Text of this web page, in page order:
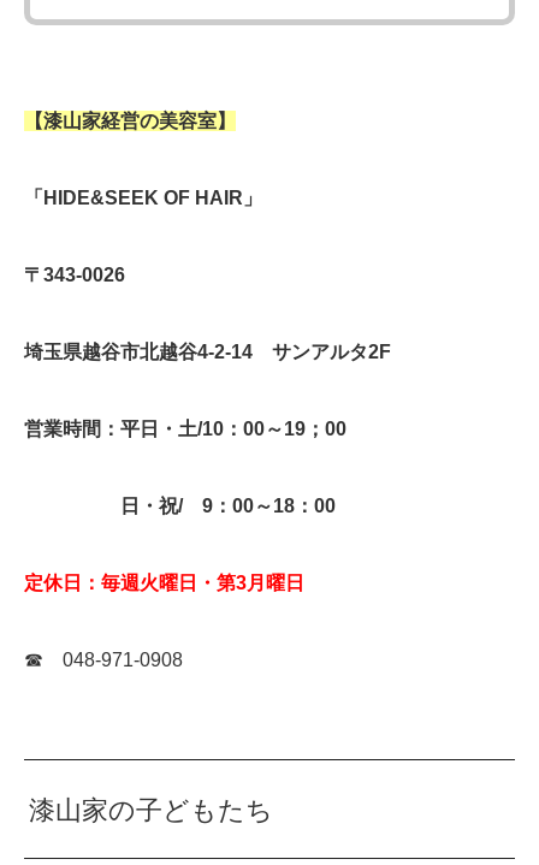
【漆山家経営の美容室】
「 HIDE&SEEK OF HAIR 」
〒343-0026
埼玉県越谷市北越谷4-2-14 サンアルタ2F
営業時間：平日・土/10：00～19；00
日・祝/ 9：00～18：00
定休日：毎週火曜日・第3月曜日
☎ 048-971-0908
漆山家の子どもたち